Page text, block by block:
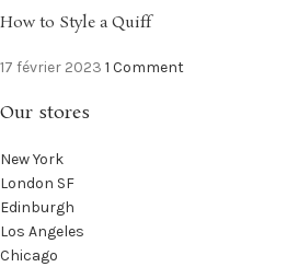
How to Style a Quiff
17 février 2023 1 Comment
Our stores
New York
London SF
Edinburgh
Los Angeles
Chicago